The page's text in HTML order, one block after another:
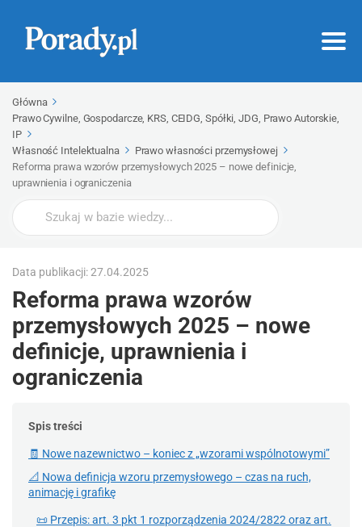
Główna
Prawo Cywilne, Gospodarcze, KRS, CEIDG, Spółki, JDG, Prawo Autorskie,
IP
Własność Intelektualna
Prawo własności przemysłowej
Reforma prawa wzorów przemysłowych 2025 – nowe definicje,
uprawnienia i ograniczenia
Wyszukaj
Data publikacji: 27.04.2025
Reforma prawa wzorów
przemysłowych 2025 – nowe
definicje, uprawnienia i
ograniczenia
Spis treści
🧾 Nowe nazewnictwo – koniec z „wzorami wspólnotowymi”
📐 Nowa definicja wzoru przemysłowego – czas na ruch,
animację i grafikę
📜 Przepis: art. 3 pkt 1 rozporządzenia 2024/2822 oraz art.